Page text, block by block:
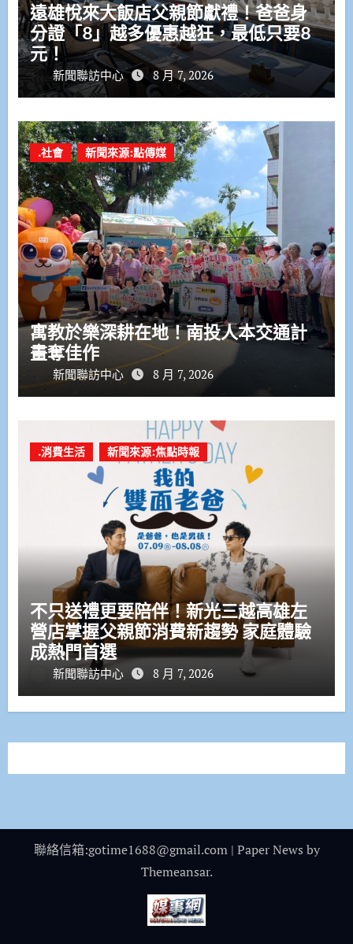
遠雄悅來大飯店父親節獻禮！爸爸身
分證「8」越多優惠越狂，最低只要8
元！
新聞聯訪中心 8 月 7, 2026
.社會 新聞來源:點傳媒
寓教於樂深耕在地！南投人本交通計
畫奪佳作
新聞聯訪中心 8 月 7, 2026
.消費生活 新聞來源:焦點時報
不只送禮更要陪伴！新光三越高雄左
營店掌握父親節消費新趨勢 家庭體驗
成熱門首選
新聞聯訪中心 8 月 7, 2026
聯絡信箱:gotime1688@gmail.com | Paper News by
Themeansar.